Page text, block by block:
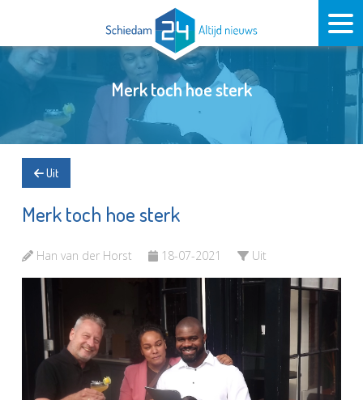
Merk toch hoe sterk
Uit
Merk toch hoe sterk
Han van der Horst 18-07-2021 Uit